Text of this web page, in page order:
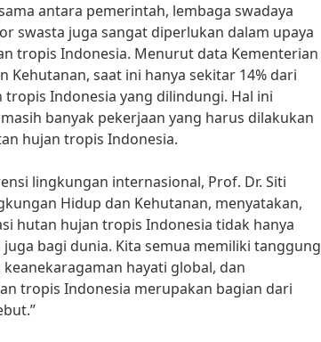
antara pemerintah, lembaga swadaya
swasta juga sangat diperlukan dalam upaya
tropis Indonesia. Menurut data Kementerian
Kehutanan, saat ini hanya sekitar 14% dari
Indonesia yang dilindungi. Hal ini
banyak pekerjaan yang harus dilakukan
hujan tropis Indonesia.
lingkungan internasional, Prof. Dr. Siti
Hidup dan Kehutanan, menyatakan,
hutan hujan tropis Indonesia tidak hanya
bagi dunia. Kita semua memiliki tanggung
hayati global, dan
tropis Indonesia merupakan bagian dari